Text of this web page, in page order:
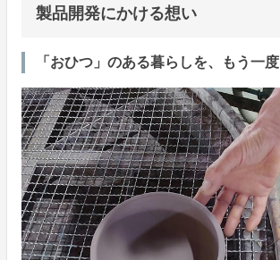
製品開発にかける想い
「おひつ」のある暮らしを、もう一度